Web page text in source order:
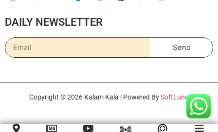
DAILY NEWSLETTER
Send
Copyright © 2026 Kalam Kala | Powered BySoftLuno